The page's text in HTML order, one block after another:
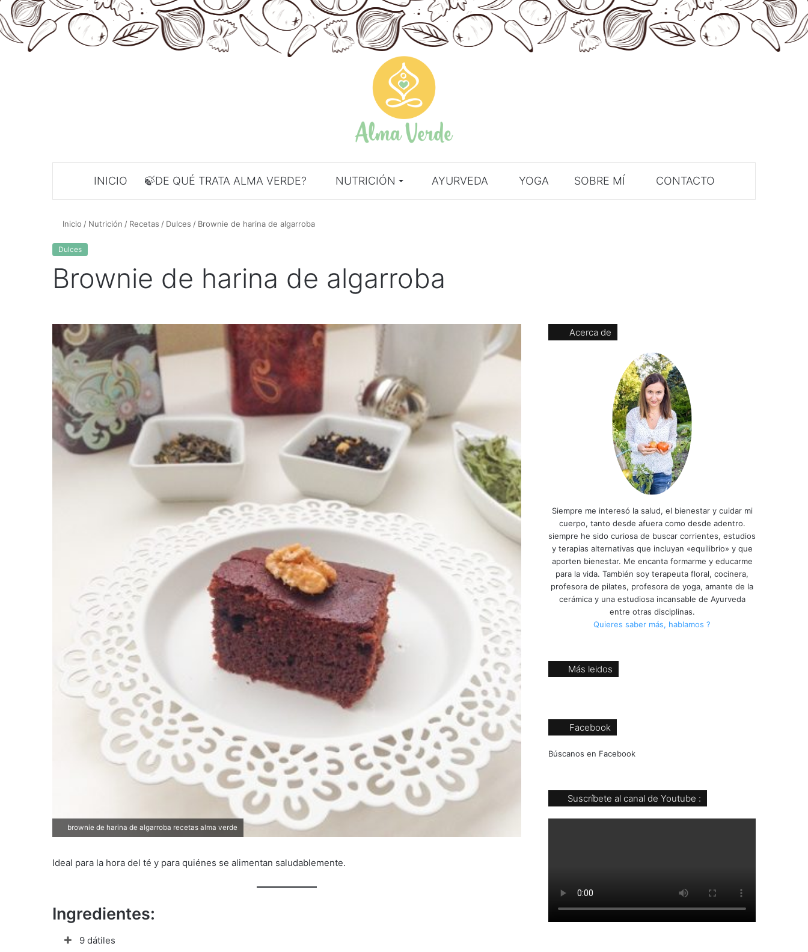
INICIO 🍃DE QUÉ TRATA ALMA VERDE? NUTRICIÓN AYURVEDA YOGA SOBRE MÍ CONTACTO
Inicio / Nutrición / Recetas / Dulces / Brownie de harina de algarroba
Dulces
Brownie de harina de algarroba
brownie de harina de algarroba recetas alma verde
Ideal para la hora del té y para quiénes se alimentan saludablemente.
Ingredientes:
9 dátiles
Acerca de
Siempre me interesó la salud, el bienestar y cuidar mi
cuerpo, tanto desde afuera como desde adentro.
siempre he sido curiosa de buscar corrientes, estudios
y terapias alternativas que incluyan «equilibrio» y que
aporten bienestar. Me encanta formarme y educarme
para la vida. También soy terapeuta floral, cocinera,
profesora de pilates, profesora de yoga, amante de la
cerámica y una estudiosa incansable de Ayurveda
entre otras disciplinas.
Quieres saber más, hablamos ?
Más leidos
Facebook
Búscanos en Facebook
Suscríbete al canal de Youtube :